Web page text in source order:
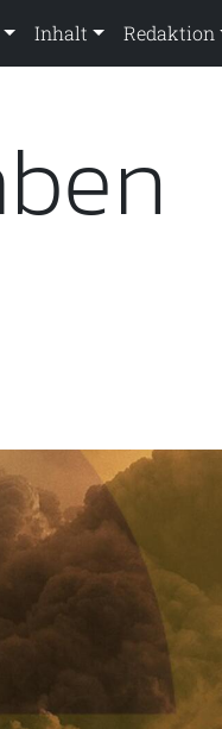
Inhalt Redaktion